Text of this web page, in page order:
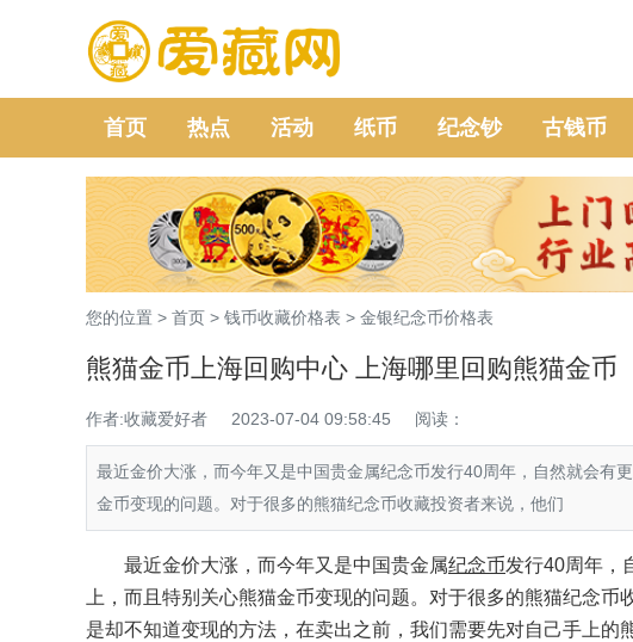
首页 热点 活动 纸币 纪念钞 古钱币
您的位置 > 首页 > 钱币收藏价格表 > 金银纪念币价格表
熊猫金币上海回购中心 上海哪里回购熊猫金币
作者:收藏爱好者 2023-07-04 09:58:45 阅读：
最近金价大涨，而今年又是中国贵金属纪念币发行40周年，自然就会有
金币变现的问题。对于很多的熊猫纪念币收藏投资者来说，他们
最近金价大涨，而今年又是中国贵金属纪念币发行40周年，
上，而且特别关心熊猫金币变现的问题。对于很多的熊猫纪念
是却不知道变现的方法，在卖出之前，我们需要先对自己手上的